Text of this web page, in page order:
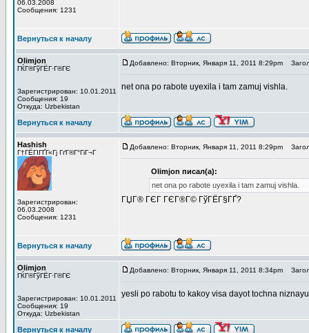
06.03.2008
Сообщения: 1231
Вернуться к началу
Olimjon
ГЌГ®ГўГЁГ·Г®ГЄ
Зарегистрирован: 10.01.2011
Сообщения: 19
Откуда: Uzbekistan
Добавлено: Вторник, Января 11, 2011 8:29pm
net ona po rabote uyexila i tam zamuj vishla.
Вернуться к началу
Hashish
Г†ГЁГІГҐГ«Гј ГґГ®Г°ГіГ¬Г
Зарегистрирован:
06.03.2008
Сообщения: 1231
Добавлено: Вторник, Января 11, 2011 8:29pm
Olimjon писал(а):
net ona po rabote uyexila i tam zamuj vishla.
ГЏГ® ГЄГ ГЄГ®Г© ГўГЁГ§ГҐ?
Вернуться к началу
Olimjon
ГЌГ®ГўГЁГ·Г®ГЄ
Зарегистрирован: 10.01.2011
Сообщения: 19
Откуда: Uzbekistan
Добавлено: Вторник, Января 11, 2011 8:34pm
yesli po rabotu to kakoy visa dayot tochna
Вернуться к началу